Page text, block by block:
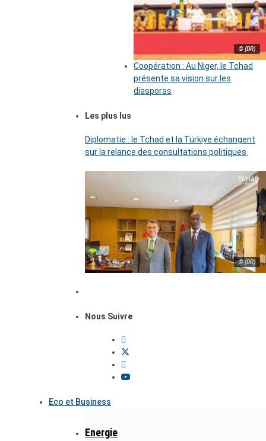
© (DR)
Coopération : Au Niger, le Tchad
présente sa vision sur les
diasporas
Les plus lus
Diplomatie : le Tchad et la Türkiye échangent
sur la relance des consultations politiques
© (DR)
Nous Suivre
Eco et Business
Energie